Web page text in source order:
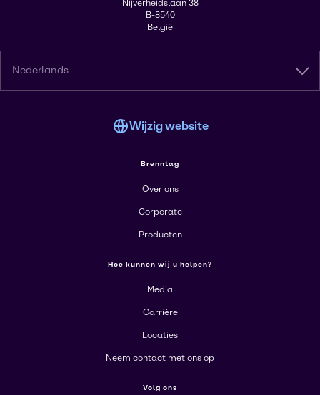
Nijverheidslaan 38
B-8540
België
Nederlands
Wijzig website
Brenntag
Over ons
Corporate
Producten
Hoe kunnen wij u helpen?
Media
Carrière
Locaties
Neem contact met ons op
Volg ons